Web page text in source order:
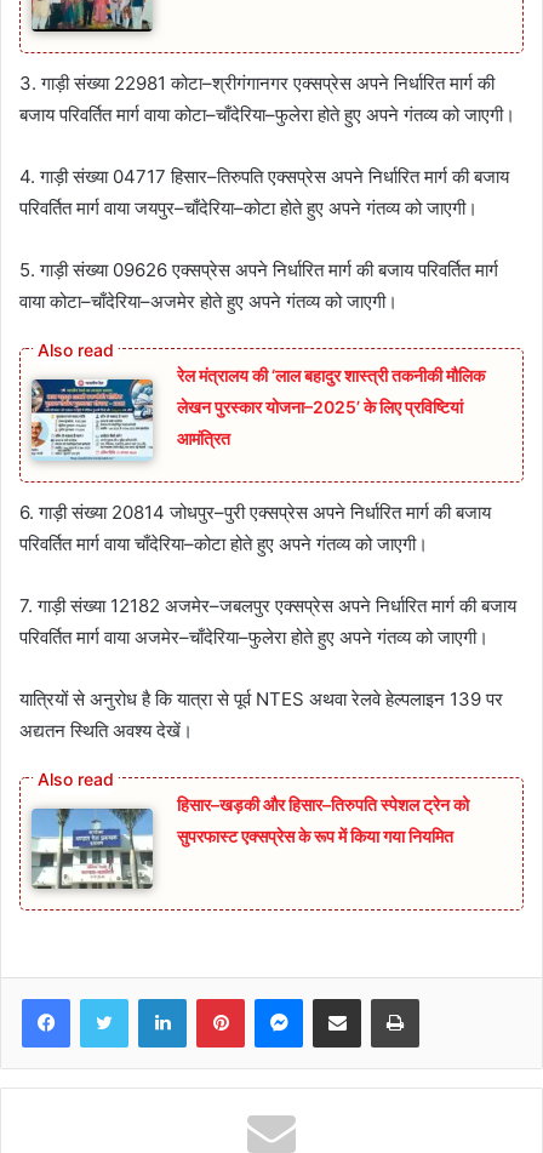
3. गाड़ी संख्या 22981 कोटा–श्रीगंगानगर एक्सप्रेस अपने निर्धारित मार्ग की
बजाय परिवर्तित मार्ग वाया कोटा–चाँदेरिया–फुलेरा होते हुए अपने गंतव्य को जाएगी।
4. गाड़ी संख्या 04717 हिसार–तिरुपति एक्सप्रेस अपने निर्धारित मार्ग की बजाय
परिवर्तित मार्ग वाया जयपुर–चाँदेरिया–कोटा होते हुए अपने गंतव्य को जाएगी।
5. गाड़ी संख्या 09626 एक्सप्रेस अपने निर्धारित मार्ग की बजाय परिवर्तित मार्ग
वाया कोटा–चाँदेरिया–अजमेर होते हुए अपने गंतव्य को जाएगी।
रेल मंत्रालय की ‘लाल बहादुर शास्त्री तकनीकी मौलिक
लेखन पुरस्कार योजना–2025’ के लिए प्रविष्टियां
आमंत्रित
6. गाड़ी संख्या 20814 जोधपुर–पुरी एक्सप्रेस अपने निर्धारित मार्ग की बजाय
परिवर्तित मार्ग वाया चाँदेरिया–कोटा होते हुए अपने गंतव्य को जाएगी।
7. गाड़ी संख्या 12182 अजमेर–जबलपुर एक्सप्रेस अपने निर्धारित मार्ग की बजाय
परिवर्तित मार्ग वाया अजमेर–चाँदेरिया–फुलेरा होते हुए अपने गंतव्य को जाएगी।
यात्रियों से अनुरोध है कि यात्रा से पूर्व NTES अथवा रेलवे हेल्पलाइन 139 पर
अद्यतन स्थिति अवश्य देखें।
हिसार–खड़की और हिसार–तिरुपति स्पेशल ट्रेन को
सुपरफास्ट एक्सप्रेस के रूप में किया गया नियमित
FacebookTwitter LinkedInPinterestMessenger
Share via Email Print